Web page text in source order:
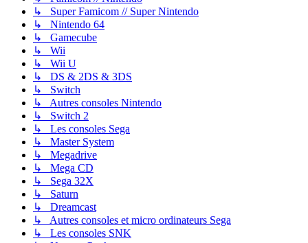
↳ Super Famicom // Super Nintendo
↳ Nintendo 64
↳ Gamecube
↳ Wii
↳ Wii U
↳ DS & 2DS & 3DS
↳ Switch
↳ Autres consoles Nintendo
↳ Switch 2
↳ Les consoles Sega
↳ Master System
↳ Megadrive
↳ Mega CD
↳ Sega 32X
↳ Saturn
↳ Dreamcast
↳ Autres consoles et micro ordinateurs Sega
↳ Les consoles SNK